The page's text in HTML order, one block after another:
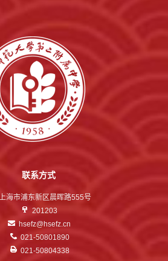
联系方式
上海市浦东新区晨晖路555号
201203
hsefz@hsefz.cn
021-50801890
021-50804338